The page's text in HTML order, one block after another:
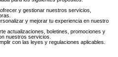
y gestionar nuestros servicios,
y mejorar tu experiencia en nuestro
actualizaciones, boletines, promociones y
nuestros servicios.
con las leyes y regulaciones aplicables.